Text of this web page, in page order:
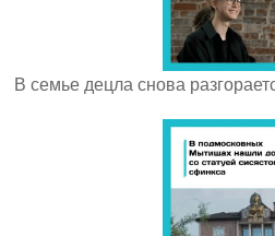
В семье децла снова